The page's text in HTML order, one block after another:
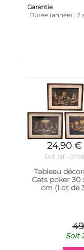
Garantie
Durée (année)
2
24,90 €
Ref. SIF-0798
Tableau
Cats poker 30
cm (Lot de
Soit